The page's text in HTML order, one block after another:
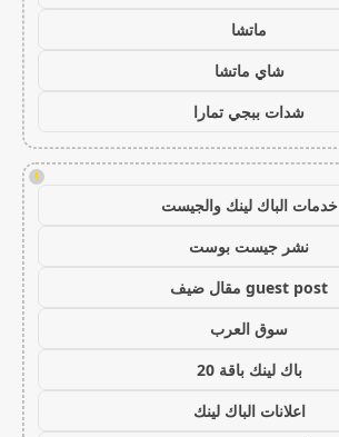
ماتشا
شاي ماتشا
شدات ببجي تمارا
!
خدمات الباك لينك والجيست
نشر جيست بوست
guest post مقال ضيف
سوق العرب
باك لينك باقة 20
اعلانات الباك لينك